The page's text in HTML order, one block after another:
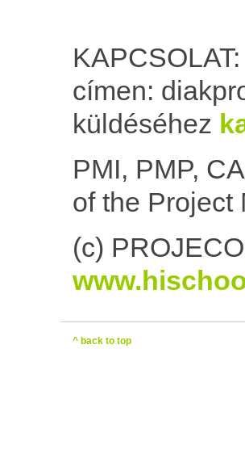
címen:
küldéséhez
PMI, PMP,
of the Project
(c)
^ back to top